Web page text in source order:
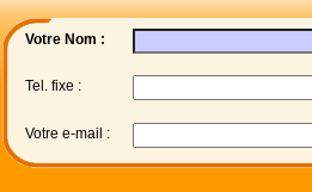
Votre Nom :
Tel. fixe :
Votre e-mail :